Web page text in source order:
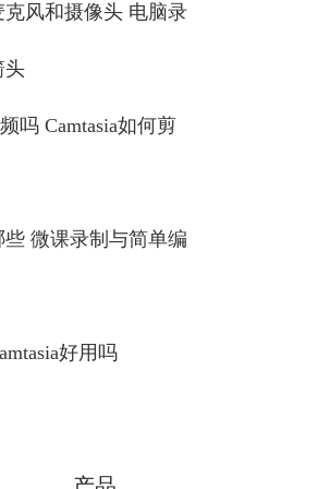
风和摄像头 电脑录
头
吗 Camtasia如何剪
微课录制与简单编
好用吗